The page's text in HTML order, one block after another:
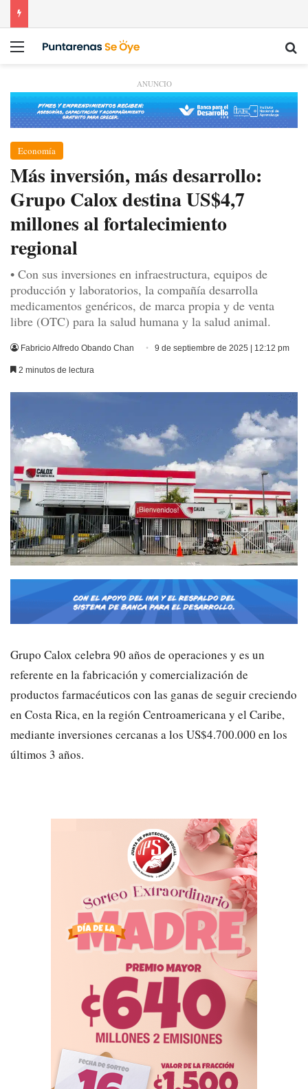
Menú
ANUNCIO
Economía
Más inversión, más desarrollo:
Grupo Calox destina US$4,7
millones al fortalecimiento
regional
• Con sus inversiones en infraestructura, equipos de
producción y laboratorios, la compañía desarrolla
medicamentos genéricos, de marca propia y de venta
libre (OTC) para la salud humana y la salud animal.
Fabricio Alfredo Obando Chan 9 de septiembre de 2025 | 12:12 pm
2 minutos de lectura
Grupo Calox celebra 90 años de operaciones y es un
referente en la fabricación y comercialización de
productos farmacéuticos con las ganas de seguir creciendo
en Costa Rica, en la región Centroamericana y el Caribe,
mediante inversiones cercanas a los US$4.700.000 en los
últimos 3 años.